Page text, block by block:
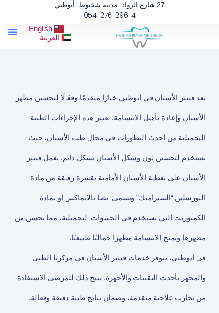
27 شارع الرواد. مدينة شخبوط. أبوظبي
054-276-296-4
English
العربية
تعد فينير الأسنان في أبوظبي خيارًا متقدمًا وفعّالًا لتحسين مظهر
الأسنان وإعادة تأهيل الابتسامة. تعتبر هذه الإجراءات الطبية
التجميلية من أحدث التطورات في مجال طب الأسنان، حيث
تستخدم لتحسين لون وشكل الأسنان بشكل دائم. تعمل فينير
الأسنان على تغطية الأسنان الأمامية بقشرة رقيقة من مادة
البورسلين “السيراميك” ويسمى أيضا بالايماكس أو بمادة
الكمبوزيت التي تستخدم في الحشوات التجميلية، مما يحسن من
مظهرها ويمنح الابتسامة مظهرًا جماليًا طبيعيًا.
في أبوظبي، تتوفر خدمات فينير الأسنان في مركزنا الطبي
والمجهز بأحدث التقنيات والأجهزة. يتيح ذلك للمرضى الاستفادة
من تجارب علاجية متقدمة، وضمان نتائج طبية دقيقة وفعالة.